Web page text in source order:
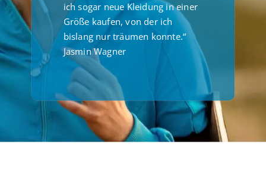
ich sogar neue Kleidung in einer
Größe kaufen, von der ich
bislang nur träumen konnte.“
Jasmin Wagner